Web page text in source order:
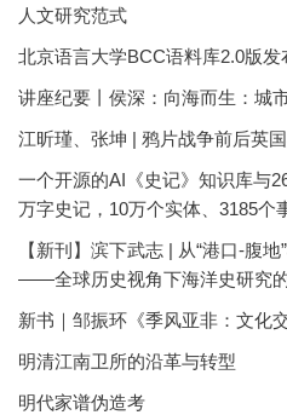
人文研究范式
北京语言大学BCC语料库2.0版发
讲座纪要丨侯深：向海而生：城
江昕瑾、张坤 | 鸦片战争前后英
一个开源的AI《史记》知识库与
万字史记，10万个实体、3185个
【新刊】滨下武志 | 从“港口-腹
——全球历史视角下海洋史研究
新书｜邹振环《季风亚非：文化
明清江南卫所的沿革与转型
明代家谱伪造考